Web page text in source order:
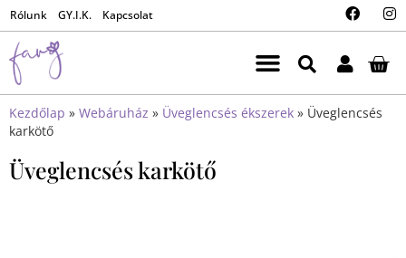
Rólunk GY.I.K. Kapcsolat
Kezdőlap » Webáruház » Üveglencsés ékszerek » Üveglencsés
karkötő
Üveglencsés karkötő